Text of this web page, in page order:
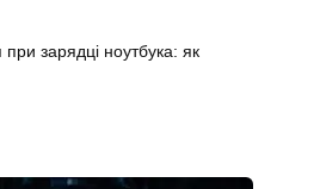
зарядці ноутбука: як